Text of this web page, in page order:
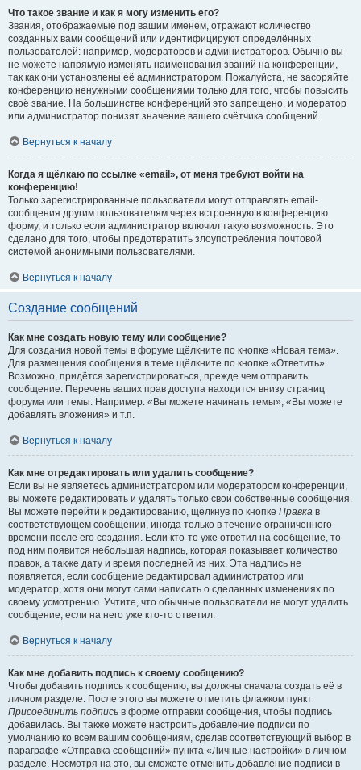
Что такое звание и как я могу изменить его?
Звания, отображаемые под вашим именем, отражают количество
созданных вами сообщений или идентифицируют определённых
пользователей: например, модераторов и администраторов. Обычно вы
не можете напрямую изменять наименования званий на конференции,
так как они установлены её администратором. Пожалуйста, не засоряйте
конференцию ненужными сообщениями только для того, чтобы повысить
своё звание. На большинстве конференций это запрещено, и модератор
или администратор понизят значение вашего счётчика сообщений.
Вернуться к началу
Когда я щёлкаю по ссылке «email», от меня требуют войти на
конференцию!
Только зарегистрированные пользователи могут отправлять email-
сообщения другим пользователям через встроенную в конференцию
форму, и только если администратор включил такую возможность. Это
сделано для того, чтобы предотвратить злоупотребления почтовой
системой анонимными пользователями.
Вернуться к началу
Создание сообщений
Как мне создать новую тему или сообщение?
Для создания новой темы в форуме щёлкните по кнопке «Новая тема».
Для размещения сообщения в теме щёлкните по кнопке «Ответить».
Возможно, придётся зарегистрироваться, прежде чем отправить
сообщение. Перечень ваших прав доступа находится внизу страниц
форума или темы. Например: «Вы можете начинать темы», «Вы можете
добавлять вложения» и т.п.
Вернуться к началу
Как мне отредактировать или удалить сообщение?
Если вы не являетесь администратором или модератором конференции,
вы можете редактировать и удалять только свои собственные сообщения.
Вы можете перейти к редактированию, щёлкнув по кнопке Правка в
соответствующем сообщении, иногда только в течение ограниченного
времени после его создания. Если кто-то уже ответил на сообщение, то
под ним появится небольшая надпись, которая показывает количество
правок, а также дату и время последней из них. Эта надпись не
появляется, если сообщение редактировал администратор или
модератор, хотя они могут сами написать о сделанных изменениях по
своему усмотрению. Учтите, что обычные пользователи не могут удалить
сообщение, если на него уже кто-то ответил.
Вернуться к началу
Как мне добавить подпись к своему сообщению?
Чтобы добавить подпись к сообщению, вы должны сначала создать её в
личном разделе. После этого вы можете отметить флажком пункт
Присоединить подпись в форме отправки сообщения, чтобы подпись
добавилась. Вы также можете настроить добавление подписи по
умолчанию ко всем вашим сообщениям, сделав соответствующий выбор в
параграфе «Отправка сообщений» пункта «Личные настройки» в личном
разделе. Несмотря на это, вы сможете отменить добавление подписи в